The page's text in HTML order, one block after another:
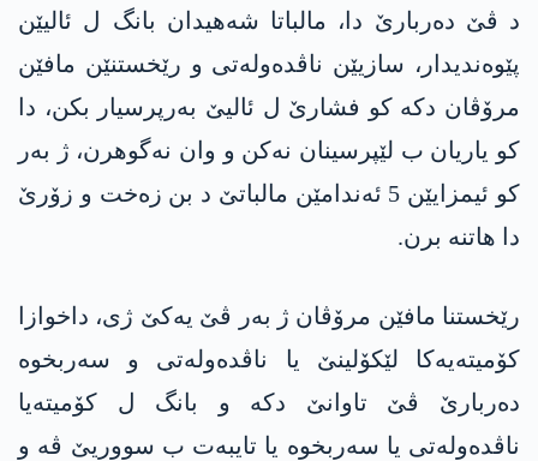
د ڤێ دەربارێ دا، مالباتا شەھیدان بانگ ل ئالیێن
پێوەندیدار، سازیێن ناڤدەولەتی و رێخستنێن مافێن
مرۆڤان دکە کو فشارێ ل ئالیێ بەرپرسیار بکن، دا
کو یاریان ب لێپرسینان نەکن و وان نەگوھرن، ژ بەر
کو ئیمزایێن 5 ئەندامێن مالباتێ د بن زەخت و زۆرێ
دا ھاتنە برن.
رێخستنا مافێن مرۆڤان ژ بەر ڤێ یەکێ ژی، داخوازا
کۆمیتەیەکا لێکۆلینێ یا ناڤدەولەتی و سەربخوە
دەربارێ ڤێ تاوانێ دکە و بانگ ل کۆمیتەیا
ناڤدەولەتی یا سەربخوە یا تایبەت ب سووریێ ڤە و